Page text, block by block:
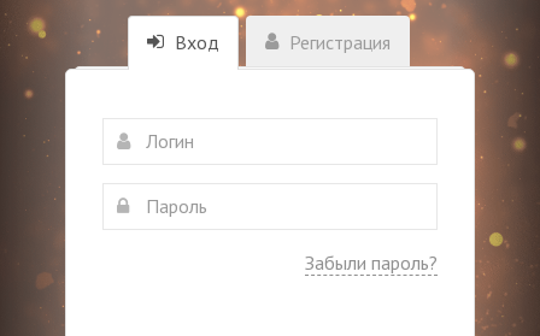
Вход Регистрация
Забыли пароль?